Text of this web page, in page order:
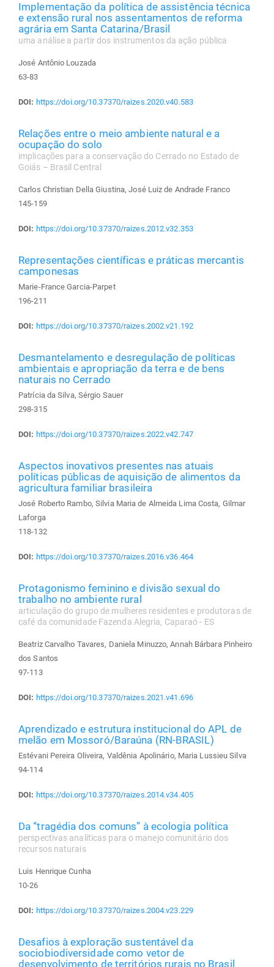
Implementação da política de assistência técnica
e extensão rural nos assentamentos de reforma
agrária em Santa Catarina/Brasil
uma análise a partir dos instrumentos da ação pública
José Antônio Louzada
63-83
DOI: https://doi.org/10.37370/raizes.2020.v40.583
Relações entre o meio ambiente natural e a
ocupação do solo
implicações para a conservação do Cerrado no Estado de
Goiás – Brasil Central
Carlos Christian Della Giustina, José Luiz de Andrade Franco
145-159
DOI: https://doi.org/10.37370/raizes.2012.v32.353
Representações científicas e práticas mercantis
camponesas
Marie-France Garcia-Parpet
196-211
DOI: https://doi.org/10.37370/raizes.2002.v21.192
Desmantelamento e desregulação de políticas
ambientais e apropriação da terra e de bens
naturais no Cerrado
Patrícia da Silva, Sérgio Sauer
298-315
DOI: https://doi.org/10.37370/raizes.2022.v42.747
Aspectos inovativos presentes nas atuais
políticas públicas de aquisição de alimentos da
agricultura familiar brasileira
José Roberto Rambo, Silvia Maria de Almeida Lima Costa, Gilmar
Laforga
118-132
DOI: https://doi.org/10.37370/raizes.2016.v36.464
Protagonismo feminino e divisão sexual do
trabalho no ambiente rural
articulação do grupo de mulheres residentes e produtoras de
café da comunidade Fazenda Alegria, Caparaó - ES
Beatriz Carvalho Tavares, Daniela Minuzzo, Annah Bárbara Pinheiro
dos Santos
97-113
DOI: https://doi.org/10.37370/raizes.2021.v41.696
Aprendizado e estrutura institucional do APL de
melão em Mossoró/Baraúna (RN-BRASIL)
Estévani Pereira Oliveira, Valdênia Apolinário, Maria Lussieu Silva
94-114
DOI: https://doi.org/10.37370/raizes.2014.v34.405
Da “tragédia dos comuns” à ecologia política
perspectivas analíticas para o manejo comunitário dos
recursos naturais
Luis Henrique Cunha
10-26
DOI: https://doi.org/10.37370/raizes.2004.v23.229
Desafios à exploração sustentável da
sociobiodiversidade como vetor de
desenvolvimento de territórios rurais no Brasil